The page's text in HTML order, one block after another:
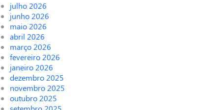
julho 2026
junho 2026
maio 2026
abril 2026
março 2026
fevereiro 2026
janeiro 2026
dezembro 2025
novembro 2025
outubro 2025